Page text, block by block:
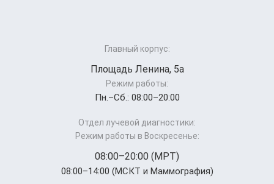
Главный корпус:
Площадь Ленина, 5а
Режим работы:
Пн.–Cб.: 08:00–20:00
Отдел лучевой диагностики:
Режим работы в Воскресенье:
08:00–20:00 (МРТ)
08:00–14:00 (МСКТ и Маммография)